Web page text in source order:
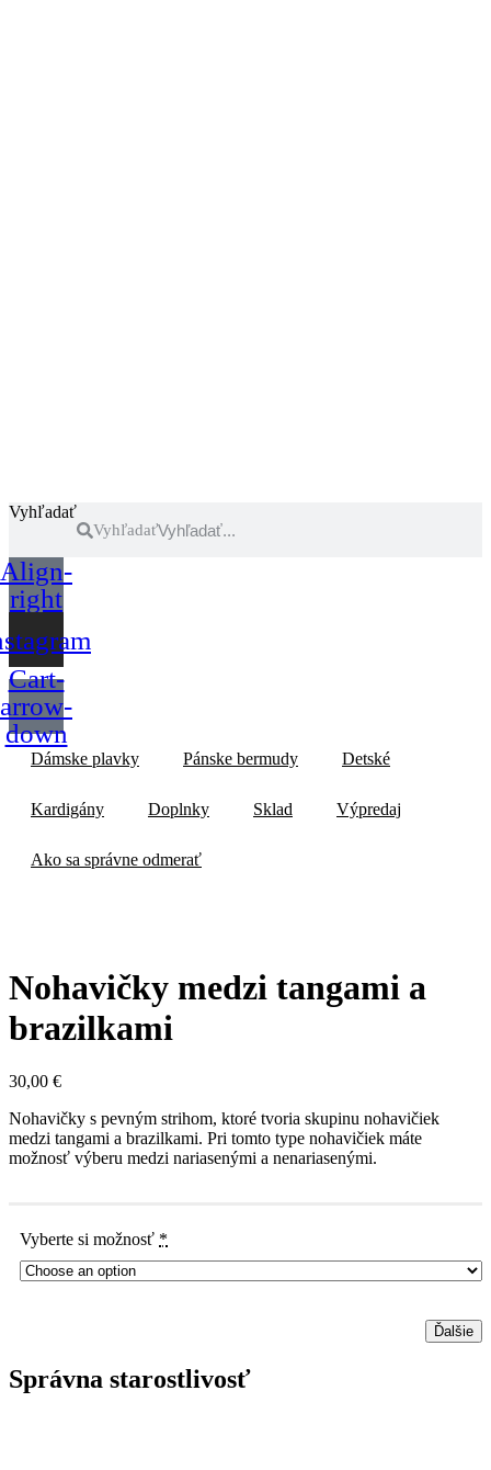
Vyhľadať
Vyhľadať
Align-
right
Cart-
arrow-
down
Dámske plavky Pánske bermudy Detské
Kardigány Doplnky Sklad Výpredaj
Ako sa správne odmerať
Nohavičky medzi tangami a
brazilkami
30,00 €
Nohavičky s pevným strihom, ktoré tvoria skupinu nohavičiek
medzi tangami a brazilkami. Pri tomto type nohavičiek máte
možnosť výberu medzi nariasenými a nenariasenými.
Vyberte si možnosť *
Ďalšie
Správna starostlivosť